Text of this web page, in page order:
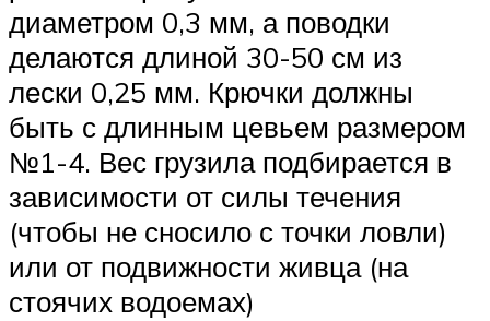
диаметром 0,3 мм, а поводки
делаются длиной 30-50 см из
лески 0,25 мм. Крючки должны
быть с длинным цевьем размером
№1-4. Вес грузила подбирается в
зависимости от силы течения
(чтобы не сносило с точки ловли)
или от подвижности живца (на
стоячих водоемах)